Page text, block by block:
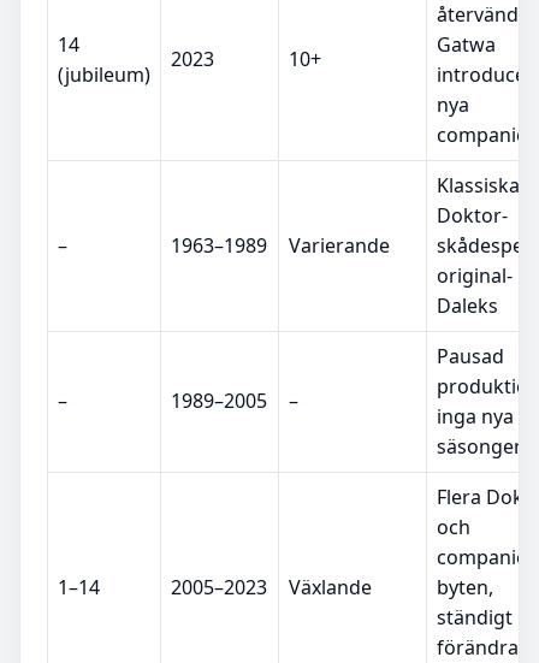
14
(jubileum)
2023 10+
återvänder,
Gatwa
nya
– 1963–1989 Varierande
Klassiska
Doktor-
original-
Daleks
– 1989–2005 –
Pausad
inga nya
säsonger
1–14 2005–2023 Växlande
Flera
och
byten,
ständigt
förändrad